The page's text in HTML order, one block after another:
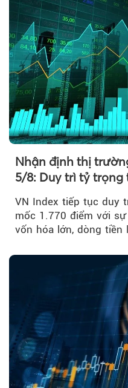
Nhận định thị
5/8: Duy trì tỷ trọng
VN Index tiếp tục duy
mốc 1.770 điểm với
vốn hóa lớn, dòng tiền